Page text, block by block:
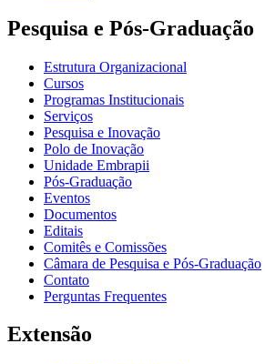
Pesquisa e Pós-Graduação
Estrutura Organizacional
Cursos
Programas Institucionais
Serviços
Pesquisa e Inovação
Polo de Inovação
Unidade Embrapii
Pós-Graduação
Eventos
Documentos
Editais
Comitês e Comissões
Câmara de Pesquisa e Pós-Graduação
Contato
Perguntas Frequentes
Extensão